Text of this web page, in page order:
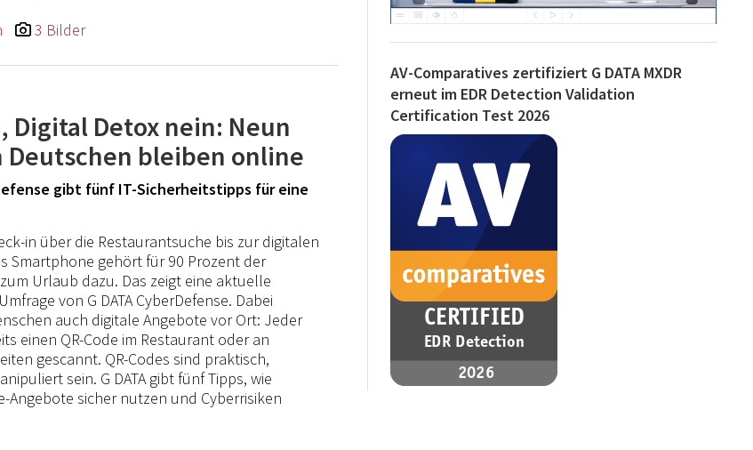
3 Bilder
Digital Detox nein: Neun
Deutschen bleiben online
gibt fünf IT-Sicherheitstipps für eine
in über die Restaurantsuche bis zur digitalen
Smartphone gehört für 90 Prozent der
Urlaub dazu. Das zeigt eine aktuelle
von G DATA CyberDefense. Dabei
auch digitale Angebote vor Ort: Jeder
einen QR-Code im Restaurant oder an
gescannt. QR-Codes sind praktisch,
sein. G DATA gibt fünf Tipps, wie
Angebote sicher nutzen und Cyberrisiken
AV-Comparatives zertifiziert G DATA MXDR
erneut im EDR Detection Validation
Certification Test 2026